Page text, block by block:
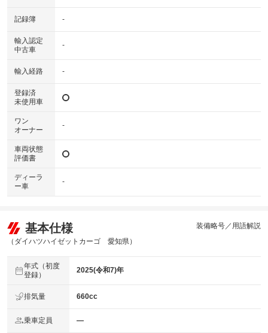
記録簿 -
輸入認定
中古車
-
輸入経路 -
登録済
未使用車
ワン
オーナー
-
車両状態
評価書
ディーラ
ー車
-
基本仕様
（ダイハツハイゼットカーゴ 愛知県）
装備略号／用語解説
年式（初度
登録）
2025(令和7)年
排気量 660cc
乗車定員 ―